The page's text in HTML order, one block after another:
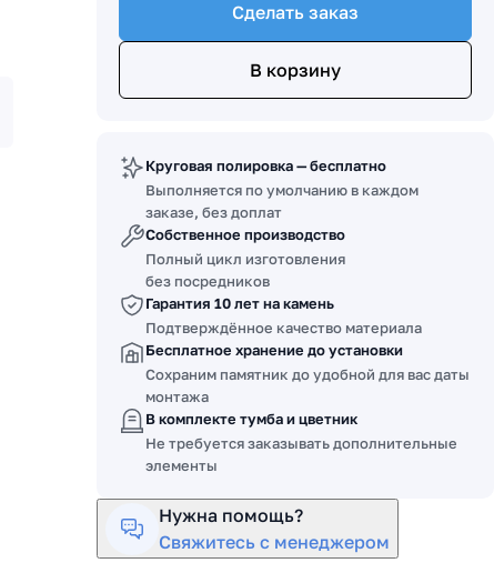
В корзину
Сделать заказ
Круговая полировка — бесплатно
Выполняется по умолчанию в каждом
заказе, без доплат
Собственное производство
Полный цикл изготовления
без посредников
Гарантия 10 лет на камень
Подтверждённое качество материала
Бесплатное хранение до установки
Сохраним памятник до удобной для вас даты
монтажа
В комплекте тумба и цветник
Не требуется заказывать дополнительные
элементы
Нужна помощь?
Свяжитесь с менеджером